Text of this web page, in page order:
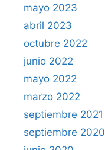
mayo 2023
abril 2023
octubre 2022
junio 2022
mayo 2022
marzo 2022
septiembre 2021
septiembre 2020